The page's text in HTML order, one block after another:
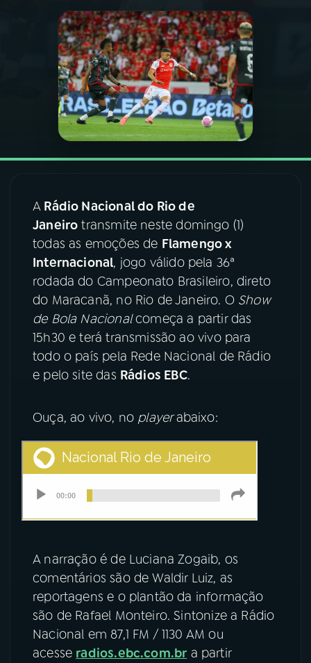
PROGRAMAS
PODCASTS
VIDEOCASTS
08 FESTIVAL DE MÚSICA
ACOMPANHE A RÁDIO NACIONAL
YouTube Facebook
Instagram X
TikTok
A Rádio Nacional do Rio de
Janeiro transmite neste domingo (1)
todas as emoções de Flamengo x
Internacional, jogo válido pela 36ª
rodada do Campeonato Brasileiro, direto
do Maracanã, no Rio de Janeiro. O Show
de Bola Nacionalcomeça a partir das
15h30 e terá transmissão ao vivo para
todo o país pela Rede Nacional de Rádio
e pelo site das Rádios EBC.
Ouça, ao vivo, no playerabaixo:
A narração é de Luciana Zogaib, os
comentários são de Waldir Luiz, as
reportagens e o plantão da informação
são de Rafael Monteiro. Sintonize a Rádio
Nacional em 87,1 FM / 1130 AM ou
acesse radios.ebc.com.br a partir